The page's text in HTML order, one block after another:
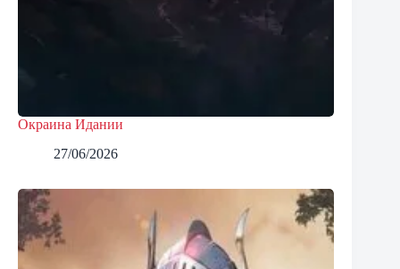
Окраина Идании
27/06/2026